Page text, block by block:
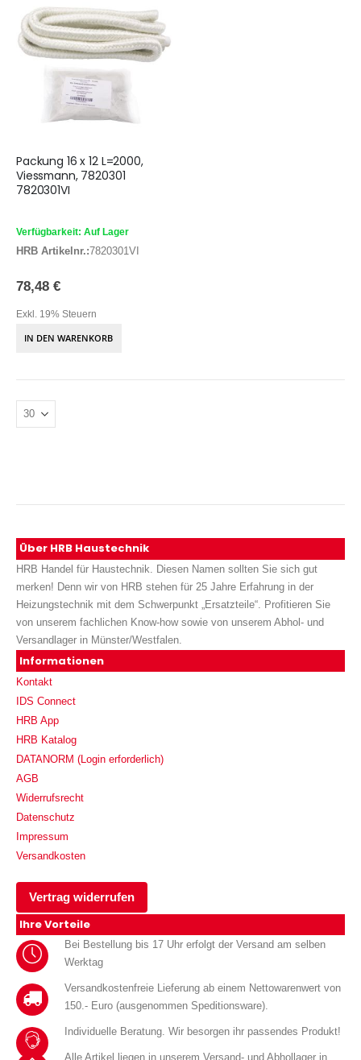
Packung 16 x 12 L=2000,
Viessmann, 7820301
7820301VI
Verfügbarkeit: Auf Lager
HRB Artikelnr.:7820301VI
78,48 €
Exkl. 19% Steuern
IN DEN WARENKORB
Über HRB Haustechnik
HRB Handel für Haustechnik. Diesen Namen sollten Sie sich gut
merken! Denn wir von HRB stehen für 25 Jahre Erfahrung in der
Heizungstechnik mit dem Schwerpunkt „Ersatzteile“. Profitieren Sie
von unserem fachlichen Know-how sowie von unserem Abhol- und
Versandlager in Münster/Westfalen.
Informationen
Kontakt
IDS Connect
HRB App
HRB Katalog
DATANORM (Login erforderlich)
AGB
Widerrufsrecht
Datenschutz
Impressum
Versandkosten
Vertrag widerrufen
Ihre Vorteile
Bei Bestellung bis 17 Uhr erfolgt der Versand am selben
Werktag
Versandkostenfreie Lieferung ab einem Nettowarenwert von
150.- Euro (ausgenommen Speditionsware).
Individuelle Beratung. Wir besorgen ihr passendes Produkt!
Alle Artikel liegen in unserem Versand- und Abhollager in